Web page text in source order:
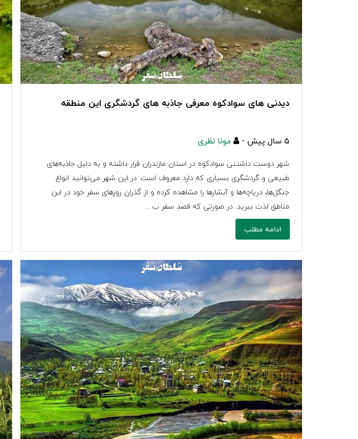
دیدنی های سوادکوه معرفی جاذبه های گردشگری این منطقه
5 سال پیش - مونا نظری
شهر دوست داشتنی سوادکوه در استان مازندران قرار داشته و به دلیل جاذبه‌های
طبیعی و گردشگری بسیاری که دارد معروف است. در این شهر می‌توانید انواع
جنگل‌ها، دریاچه‌ها و آبشارها را مشاهده کرده و از گذران روزهای سفر خود در این
مناطق لذت ببرید. در صورتی که قصد سفر ب ...
ادامه مطلب